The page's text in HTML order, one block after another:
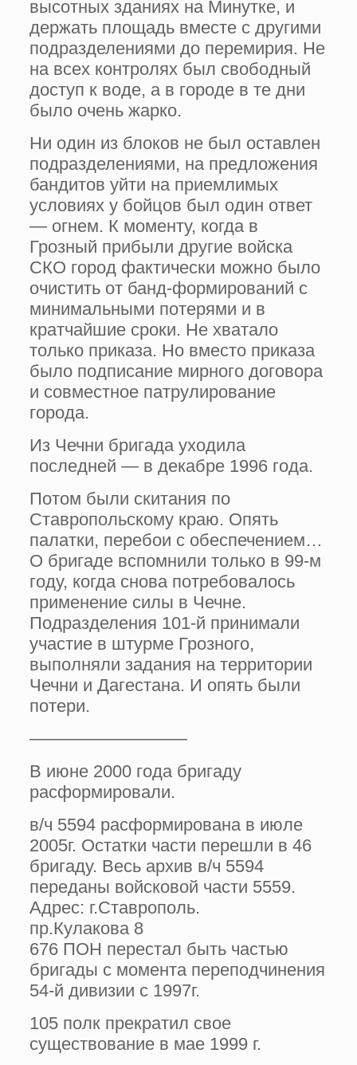
высотных зданиях на Минутке, и
держать площадь вместе с другими
подразделениями до перемирия. Не
на всех контролях был свободный
доступ к воде, а в городе в те дни
было очень жарко.
Ни один из блоков не был оставлен
подразделениями, на предложения
бандитов уйти на приемлимых
условиях у бойцов был один ответ
— огнем. К моменту, когда в
Грозный прибыли другие войска
СКО город фактически можно было
очистить от банд-формирований с
минимальными потерями и в
кратчайшие сроки. Не хватало
только приказа. Но вместо приказа
было подписание мирного договора
и совместное патрулирование
города.
Из Чечни бригада уходила
последней — в декабре 1996 года.
Потом были скитания по
Ставропольскому краю. Опять
палатки, перебои с обеспечением…
О бригаде вспомнили только в 99-м
году, когда снова потребовалось
применение силы в Чечне.
Подразделения 101-й принимали
участие в штурме Грозного,
выполняли задания на территории
Чечни и Дагестана. И опять были
потери.
—————————
В июне 2000 года бригаду
расформировали.
в/ч 5594 расформирована в июле
2005г. Остатки части перешли в 46
бригаду. Весь архив в/ч 5594
переданы войсковой части 5559.
Адрес: г.Ставрополь.
пр.Кулакова 8
676 ПОН перестал быть частью
бригады с момента переподчинения
54-й дивизии с 1997г.
105 полк прекратил свое
существование в мае 1999 г.